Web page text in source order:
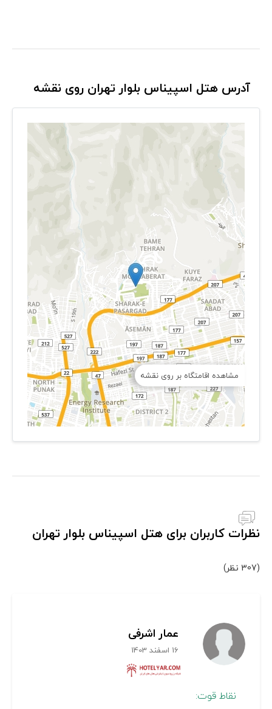
آدرس هتل اسپیناس بلوار تهران روی نقشه
مشاهده اقامتگاه بر روی نقشه
نظرات کاربران برای هتل اسپیناس بلوار تهران
(307 نظر)
عمار اشرفی
16 اسفند 1403
نقاط قوت: